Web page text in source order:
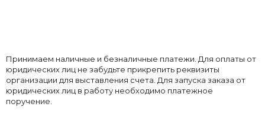
Принимаем наличные и безналичные платежи. Для оплаты от
юридических лиц не забудьте прикрепить реквизиты
организации для выставления счета. Для запуска заказа от
юридических лиц в работу необходимо платежное
поручение.